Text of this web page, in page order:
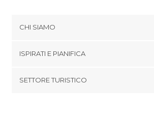
CHI SIAMO
Termini e Condizioni
ISPIRATI E PIANIFICA
SETTORE TURISTICO